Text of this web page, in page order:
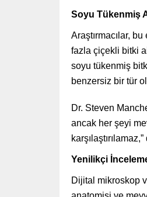
Soyu Tükenmiş
Araştırmacılar,
fazla çiçekli bitki
soyu tükenmiş
benzersiz bir tür
Dr. Steven
ancak her şeyi
Yenilikçi
Dijital mikroskop